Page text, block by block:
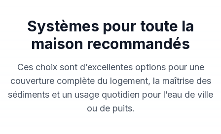
Systèmes pour toute la
maison recommandés
Ces choix sont d’excellentes options pour une
couverture complète du logement, la maîtrise des
sédiments et un usage quotidien pour l’eau de ville
ou de puits.